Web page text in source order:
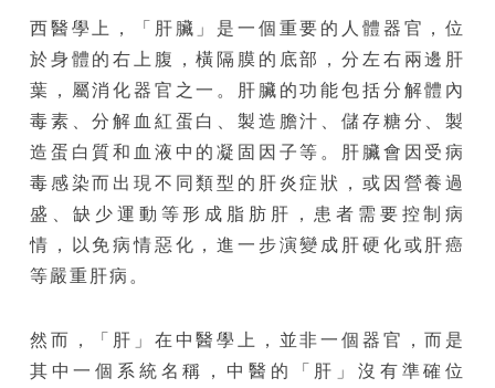
西醫學上，「肝臟」是一個重要的人體器官，位
於身體的右上腹，橫隔膜的底部，分左右兩邊肝
葉，屬消化器官之一。肝臟的功能包括分解體內
毒素、分解血紅蛋白、製造膽汁、儲存糖分、製
造蛋白質和血液中的凝固因子等。肝臟會因受病
毒感染而出現不同類型的肝炎症狀，或因營養過
盛、缺少運動等形成脂肪肝，患者需要控制病
情，以免病情惡化，進一步演變成肝硬化或肝癌
等嚴重肝病。
然而，「肝」在中醫學上，並非一個器官，而是
其中一個系統名稱，中醫的「肝」沒有準確位